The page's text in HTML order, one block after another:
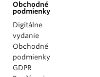
Obchodné
podmienky
Digitálne
vydanie
Obchodné
podmienky
GDPR